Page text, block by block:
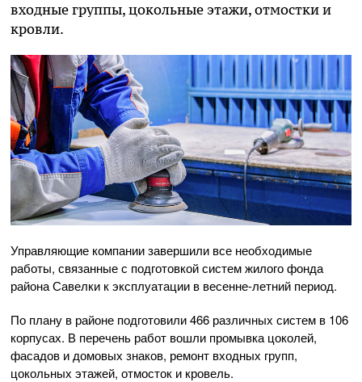
входные группы, цокольные этажи, отмостки и
кровли.
Управляющие компании завершили все необходимые
работы, связанные с подготовкой систем жилого фонда
района Савелки к эксплуатации в весенне-летний период.
По плану в районе подготовили 466 различных систем в 106
корпусах. В перечень работ вошли промывка цоколей,
фасадов и домовых знаков, ремонт входных групп,
цокольных этажей, отмосток и кровель.